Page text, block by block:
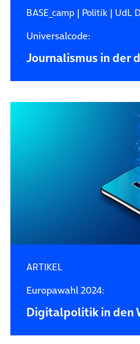
BASE_camp | Politik| UdL
Universalcode:
Journalismus in der
ARTIKEL
Europawahl 2024:
Digitalpolitik in den